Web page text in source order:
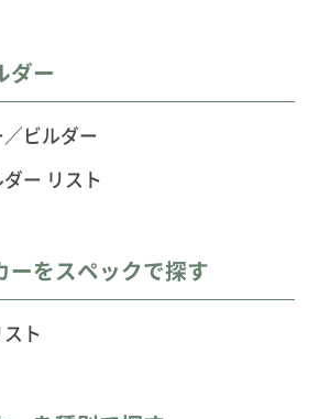
ダー
ビルダー
ー リスト
ーをスペックで探す
ト